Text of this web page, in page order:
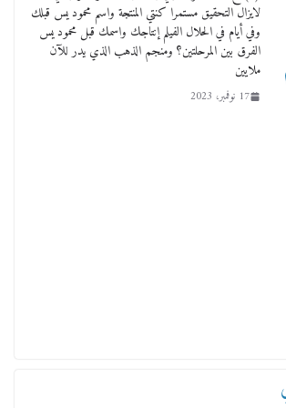
لايزال التحقيق مستمرا كنتي المنتجة واسم محمود يس قبلك
وفي أيام في الحلال الفيلم إنتاجك واسمك قبل محمود يس
الفرق بين المرحلتين؟ ومنجم الذهب الذي يدر للآن
ملايين
17 نوفمبر، 2023